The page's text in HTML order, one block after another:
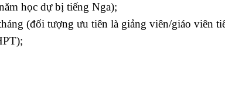
học dự bị tiếng Nga);
(đối tượng ưu tiên là giảng viên/giáo viên